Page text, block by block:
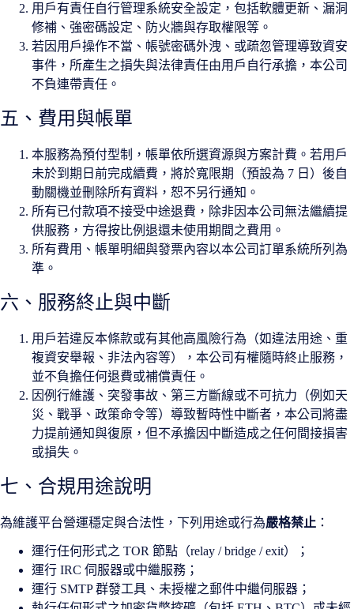
用戶有責任自行管理系統安全設定，包括軟體更新、漏洞
修補、強密碼設定、防火牆與存取權限等。
若因用戶操作不當、帳號密碼外洩、或疏忽管理導致資安
事件，所產生之損失與法律責任由用戶自行承擔，本公司
不負連帶責任。
五、費用與帳單
本服務為預付型制，帳單依所選資源與方案計費。若用戶
未於到期日前完成續費，將於寬限期（預設為 7 日）後自
動關機並刪除所有資料，恕不另行通知。
所有已付款項不接受中途退費，除非因本公司無法繼續提
供服務，方得按比例退還未使用期間之費用。
所有費用、帳單明細與發票內容以本公司訂單系統所列為
準。
六、服務終止與中斷
用戶若違反本條款或有其他高風險行為（如違法用途、重
複資安舉報、非法內容等），本公司有權隨時終止服務，
並不負擔任何退費或補償責任。
因例行維護、突發事故、第三方斷線或不可抗力（例如天
災、戰爭、政策命令等）導致暫時性中斷者，本公司將盡
力提前通知與復原，但不承擔因中斷造成之任何間接損害
或損失。
七、合規用途說明
為維護平台營運穩定與合法性，下列用途或行為嚴格禁止 ：
運行任何形式之 TOR 節點（relay / bridge / exit）；
運行 IRC 伺服器或中繼服務；
運行 SMTP 群發工具、未授權之郵件中繼伺服器；